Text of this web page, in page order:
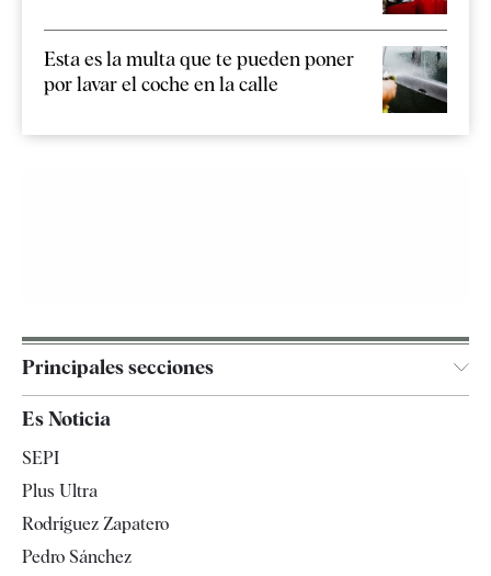
Esta es la multa que te pueden poner
por lavar el coche en la calle
Principales secciones
España
Televisión
Es Noticia
SEPI
Plus Ultra
Rodríguez Zapatero
Pedro Sánchez